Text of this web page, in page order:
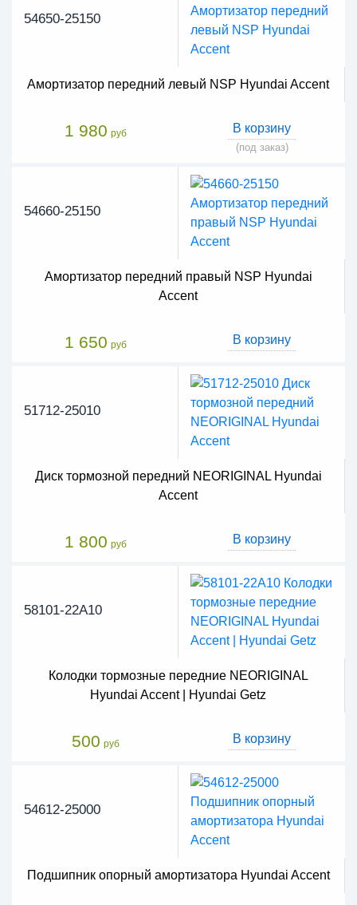
54650-25150
Амортизатор передний левый NSP Hyundai Accent
1 980 руб В корзину
(под заказ)
54660-25150
Амортизатор передний правый NSP Hyundai
Accent
1 650 руб В корзину
51712-25010
Диск тормозной передний NEORIGINAL Hyundai
Accent
1 800 руб В корзину
58101-22A10
Колодки тормозные передние NEORIGINAL
Hyundai Accent | Hyundai Getz
500 руб В корзину
54612-25000
Подшипник опорный амортизатора Hyundai Accent